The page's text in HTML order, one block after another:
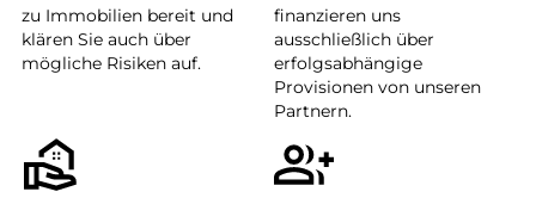
zu Immobilien bereit und
klären Sie auch über
mögliche Risiken auf.
finanzieren uns
ausschließlich über
erfolgsabhängige
Provisionen von unseren
Partnern.